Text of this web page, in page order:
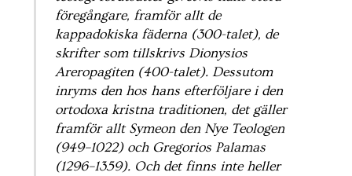
föregångare, framför allt de
kappadokiska fäderna (300-talet), de
skrifter som tillskrivs Dionysios
Areropagiten (400-talet). Dessutom
inryms den hos hans efterföljare i den
ortodoxa kristna traditionen, det gäller
framför allt Symeon den Nye Teologen
(949–1022) och Gregorios Palamas
(1296–1359). Och det finns inte heller